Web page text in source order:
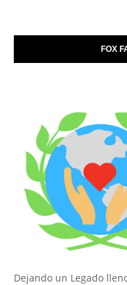
FOX
Dejando un Legado